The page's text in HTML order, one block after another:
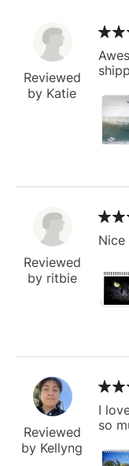
Reviewed
by Katie
Reviewed
by ritbie
Nice
Reviewed
by Kellyng
I
so